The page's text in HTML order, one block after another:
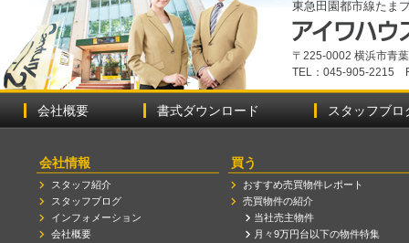
東急田園都市線たま
〒225-0002 横浜市青
TEL：045-905-2215
会社概要 書式ダウンロード スタッフブロ
会社情報
スタッフ紹介
スタッフブログ
インフォメーション
会社概要
買う
おすすめ売買物件レポート
売買物件の紹介
当社売主物件
月々9万円台以下の物件特集